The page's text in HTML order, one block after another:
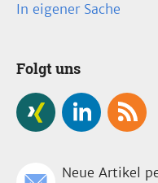
In eigener Sache
Folgt uns
Neue Artikel